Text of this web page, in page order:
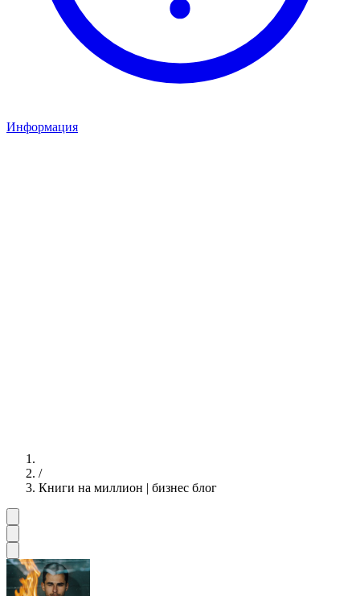
Информация
/
Книги на миллион | бизнес блог